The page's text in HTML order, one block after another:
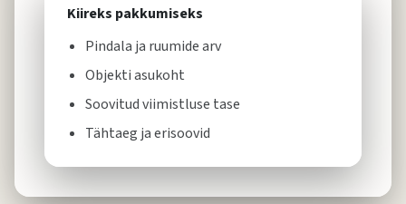
Kiireks pakkumiseks
Pindala ja ruumide arv
Objekti asukoht
Soovitud viimistluse tase
Tähtaeg ja erisoovid